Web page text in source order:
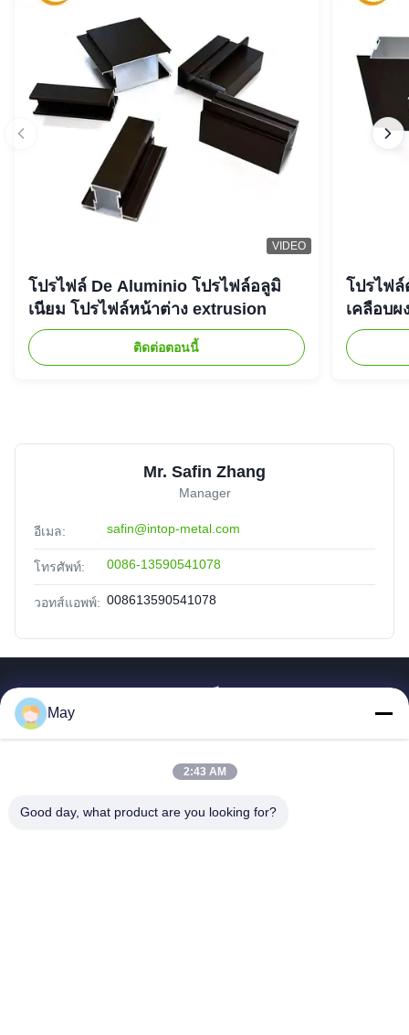
VIDEO
โปรไฟล์ De Aluminio โปรไฟล์อลูมิ
เนียม โปรไฟล์หน้าต่าง extrusion
ติดต่อตอนนี้
โปรไฟ
เคลือบผ
Mr. Safin Zhang
Manager
อีเมล: safin@intop-metal.com
โทรศัพท์: 0086-13590541078
วอทส์แอพพ์: 008613590541078
ผลิตภัณฑ์
ทัวร์โรงงาน
May
2:43 AM
Good day, what product are you looking for?